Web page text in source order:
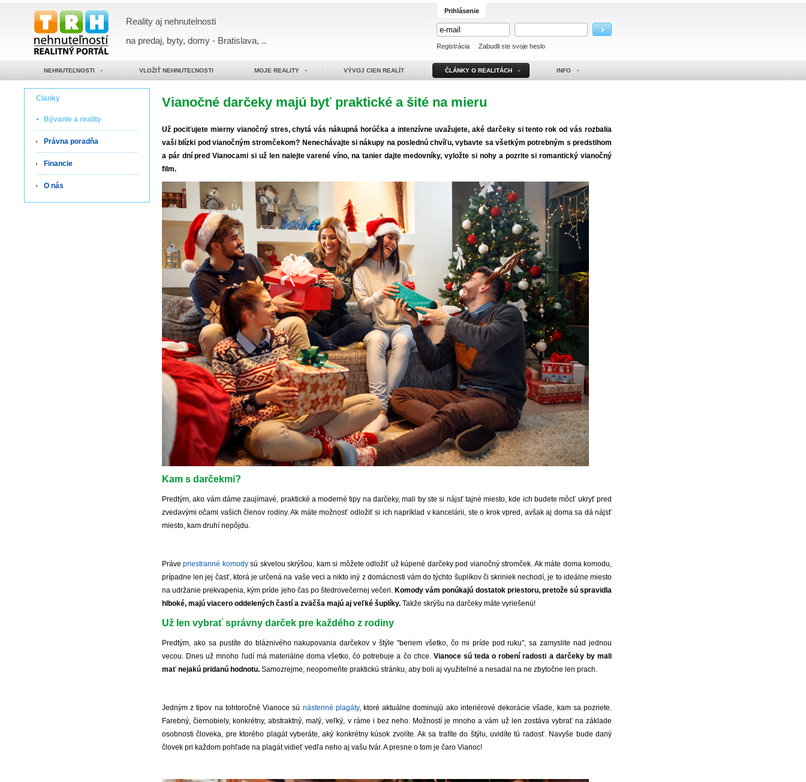
Reality aj nehnutelnosti
na predaj, byty, domy - Bratislava, ..
Prihlásenie
Registrácia Zabudli ste svoje heslo
NEHNUTEĽNOSTI VLOŽIŤ NEHNUTEĽNOSTI MOJE REALITY VÝVOJ CIEN REALÍT ČLÁNKY O REALITÁCH INFO
Clanky
Bývanie a reality
Právna poradňa
Financie
O nás
Vianočné darčeky majú byť praktické a šité na mieru
Už pociťujete mierny vianočný stres, chytá vás nákupná horúčka a intenzívne uvažujete, aké darčeky si tento rok od vás rozbalia
vaši blízki pod vianočným stromčekom? Nenechávajte si nákupy na poslednú chvíľu, vybavte sa všetkým potrebným s predstihom
a pár dní pred Vianocami si už len nalejte varené víno, na tanier dajte medovníky, vyložte si nohy a pozrite si romantický vianočný
film.
Kam s darčekmi?
Predtým, ako vám dáme zaujímavé, praktické a moderné tipy na darčeky, mali by ste si nájsť tajné miesto, kde ich budete môcť ukryť pred
zvedavými očami vašich členov rodiny. Ak máte možnosť odložiť si ich napríklad v kancelárii, ste o krok vpred, avšak aj doma sa dá nájsť
miesto, kam druhí nepôjdu.
Právepriestranné komodysú skvelou skrýšou, kam si môžete odložiť už kúpené darčeky pod vianočný stromček. Ak máte doma komodu,
prípadne len jej časť, ktorá je určená na vaše veci a nikto iný z domácnosti vám do týchto šuplíkov či skriniek nechodí, je to ideálne miesto
na udržanie prekvapenia, kým príde jeho čas po štedrovečernej večeri.Komody vám ponúkajú dostatok priestoru, pretože sú spravidla
hlboké, majú viacero oddelených častí a zväčša majú aj veľké šuplíky. Takže skrýšu na darčeky máte vyriešenú!
Už len vybrať správny darček pre každého z rodiny
Predtým, ako sa pustíte do bláznivého nakupovania darčekov v štýle "beriem všetko, čo mi príde pod ruku", sa zamyslite nad jednou
vecou. Dnes už mnoho ľudí má materiálne doma všetko, čo potrebuje a čo chce. Vianoce sú teda o robení radosti a darčeky by mali
mať nejakú pridanú hodnotu. Samozrejme, neopomeňte praktickú stránku, aby boli aj využiteľné a nesadal na ne zbytočne len prach.
Jedným z tipov na tohtoročné Vianoce sú nástenné plagáty, ktoré aktuálne dominujú ako interiérové dekorácie všade, kam sa pozriete.
Farebný, čiernobiely, konkrétny, abstraktný, malý, veľký, v ráme i bez neho. Možností je mnoho a vám už len zostáva vybrať na základe
osobnosti človeka, pre ktorého plagát vyberáte, aký konkrétny kúsok zvolíte. Ak sa trafíte do štýlu, uvidíte tú radosť. Navyše bude daný
človek pri každom pohľade na plagát vidieť vedľa neho aj vašu tvár. A presne o tom je čaro Vianoc!